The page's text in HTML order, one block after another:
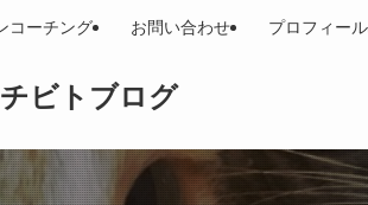
ビトブログ
コーチング お問い合わせ プロフィール